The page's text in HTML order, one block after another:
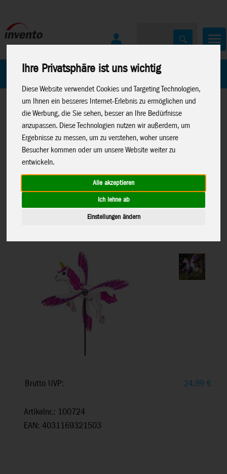
Ihre Privatsphäre ist uns wichtig
Diese Website verwendet Cookies und Targeting Technologien,
um Ihnen ein besseres Internet-Erlebnis zu ermöglichen und
die Werbung, die Sie sehen, besser an Ihre Bedürfnisse
anzupassen. Diese Technologien nutzen wir außerdem, um
Ergebnisse zu messen, um zu verstehen, woher unsere
Besucher kommen oder um unsere Website weiter zu
entwickeln.
Alle akzeptieren
Ich lehne ab
Einstellungen ändern
Home Marken
Home>Windspiele
Paddle Spinner Pegasus - Standwindspiel,
Brutto UVP: 24,99 €
Artikelnr.: 100724
EAN: 4031169321503